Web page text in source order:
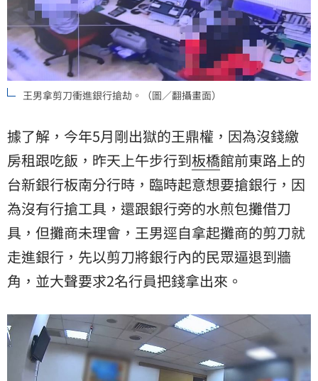
王男拿剪刀衝進銀行搶劫。（圖／翻攝畫面）
據了解，今年5月剛出獄的王鼎權，因為沒錢繳
房租跟吃飯，昨天上午步行到板橋館前東路上的
台新銀行板南分行時，臨時起意想要搶銀行，因
為沒有行搶工具，還跟銀行旁的水煎包攤借刀
具，但攤商未理會，王男逕自拿起攤商的剪刀就
走進銀行，先以剪刀將銀行內的民眾逼退到牆
角，並大聲要求2名行員把錢拿出來。